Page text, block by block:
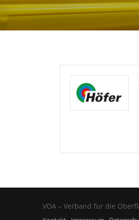
VOA – Verband für die